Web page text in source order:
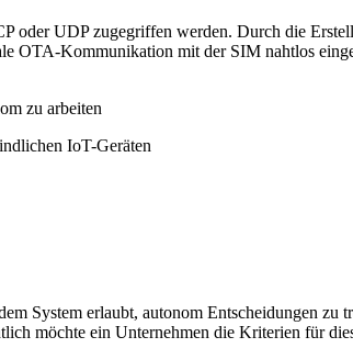
UDP zugegriffen werden. Durch die
Kommunikation mit der SIM nahtlos
zu arbeiten
IoT-Geräten
System erlaubt, autonom Entscheidungen zu
möchte ein Unternehmen die Kriterien für